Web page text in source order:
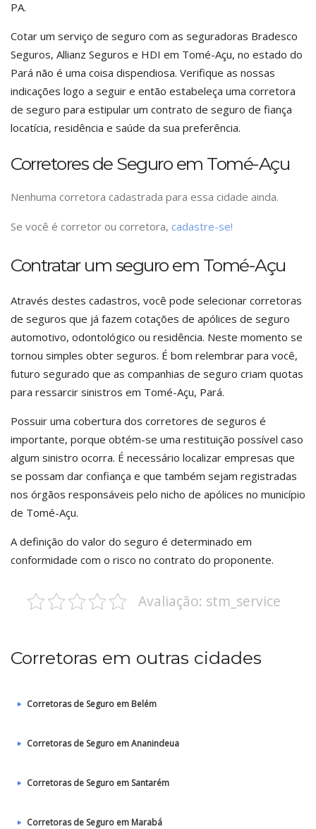
PA.
Cotar um serviço de seguro com as seguradoras Bradesco
Seguros, Allianz Seguros e HDI em Tomé-Açu, no estado do
Pará não é uma coisa dispendiosa. Verifique as nossas
indicações logo a seguir e então estabeleça uma corretora
de seguro para estipular um contrato de seguro de fiança
locatícia, residência e saúde da sua preferência.
Corretores de Seguro em Tomé-Açu
Nenhuma corretora cadastrada para essa cidade ainda.
Se você é corretor ou corretora, cadastre-se!
Contratar um seguro em Tomé-Açu
Através destes cadastros, você pode selecionar corretoras
de seguros que já fazem cotações de apólices de seguro
automotivo, odontológico ou residência. Neste momento se
tornou simples obter seguros. É bom relembrar para você,
futuro segurado que as companhias de seguro criam quotas
para ressarcir sinistros em Tomé-Açu, Pará.
Possuir uma cobertura dos corretores de seguros é
importante, porque obtém-se uma restituição possível caso
algum sinistro ocorra. É necessário localizar empresas que
se possam dar confiança e que também sejam registradas
nos órgãos responsáveis pelo nicho de apólices no município
de Tomé-Açu.
A definição do valor do seguro é determinado em
conformidade com o risco no contrato do proponente.
Avaliação: stm_service
Corretoras em outras cidades
Corretoras de Seguro em Belém
Corretoras de Seguro em Ananindeua
Corretoras de Seguro em Santarém
Corretoras de Seguro em Marabá